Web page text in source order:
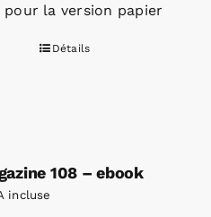
pour la version papier
Détails
108 – ebook
incluse